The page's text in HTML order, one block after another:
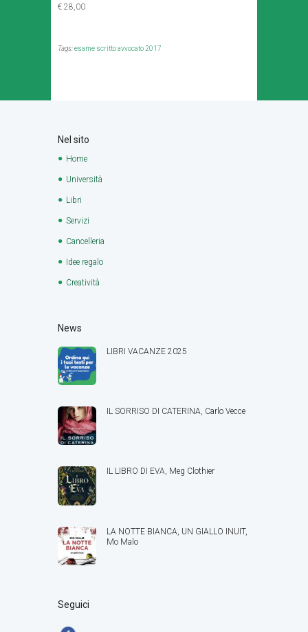
€ 28,00
Tags:esame scritto avvocato 2017
Nel sito
Home
Università
Libri
Servizi
Cancelleria
Idee regalo
Creatività
News
LIBRI VACANZE 2025
IL SORRISO DI CATERINA, Carlo Vecce
IL LIBRO DI EVA, Meg Clothier
LA NOTTE BIANCA, UN GIALLO INUIT,
Mo Malo
Seguici